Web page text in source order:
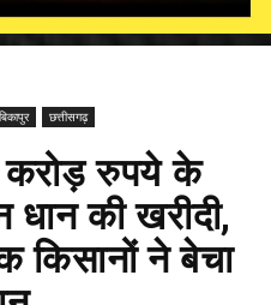
छत्तीसगढ़
करोड़ रुपये के
की खरीदी,
किसानों ने बेचा